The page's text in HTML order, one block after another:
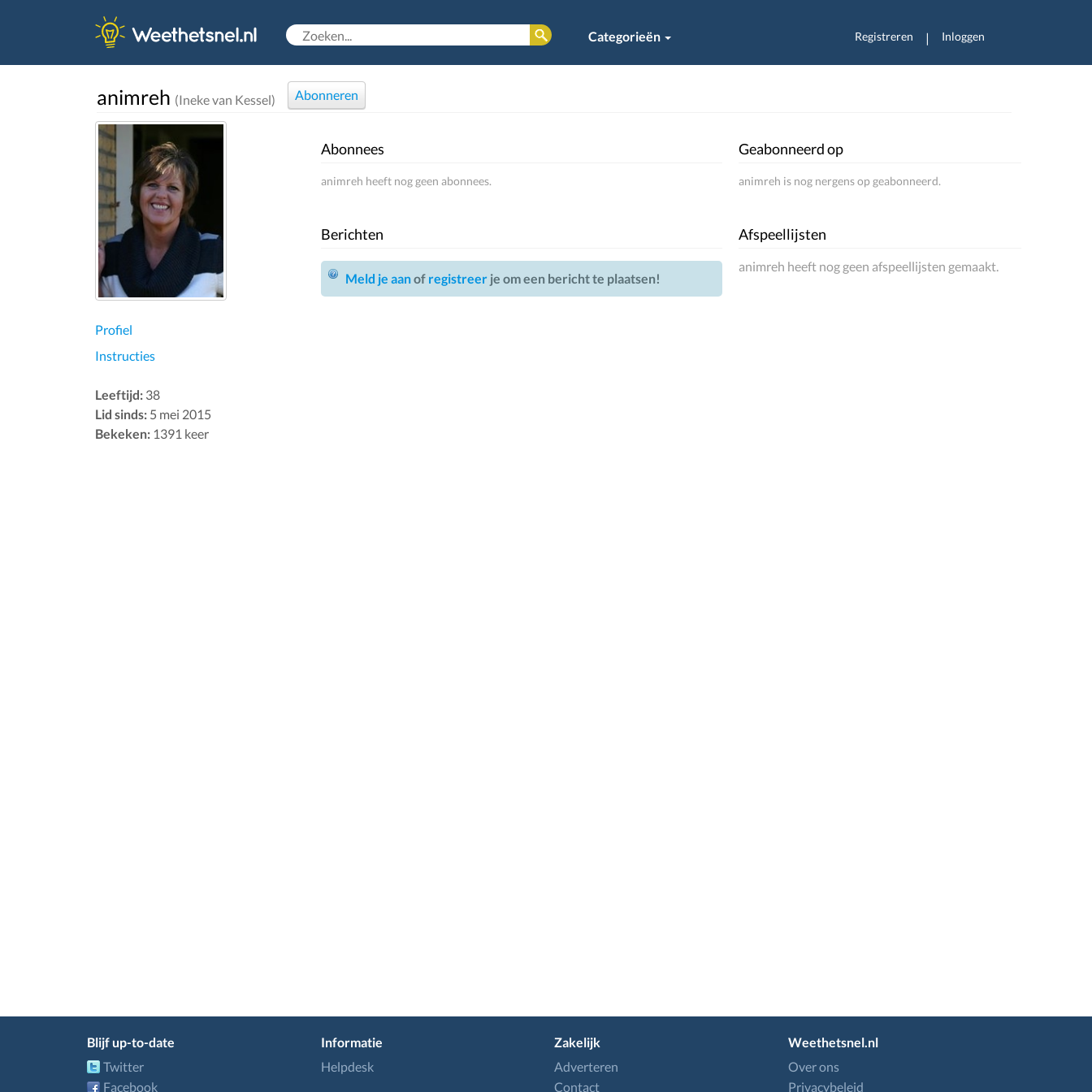
Categorieën Registreren | Inloggen
animreh (Ineke van Kessel) Abonneren
Profiel
Instructies
Leeftijd: 38
Lid sinds: 5 mei 2015
Bekeken: 1391 keer
Abonnees
animreh heeft nog geen abonnees.
Berichten
Meld je aanof registreerje om een bericht te plaatsen!
Geabonneerd op
animreh is nog nergens op geabonneerd.
Afspeellijsten
animreh heeft nog geen afspeellijsten gemaakt.
Blijf up-to-date
Twitter
Facebook
Informatie
Helpdesk
Zakelijk
Adverteren
Contact
Weethetsnel.nl
Over ons
Privacybeleid